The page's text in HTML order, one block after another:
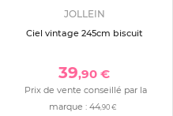
JOLLEIN
Ciel vintage 245cm biscuit
39,90 €
Prix de vente conseillé par la
marque : 44,90 €